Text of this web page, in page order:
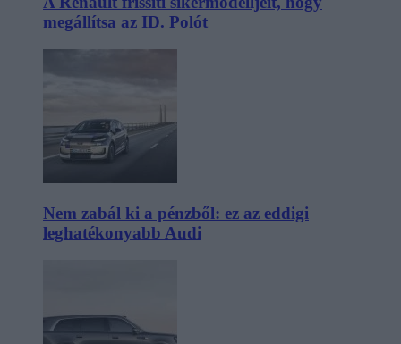
megállítsa az ID. Polót
Nem zabál ki a pénzből: ez az eddigi
leghatékonyabb Audi